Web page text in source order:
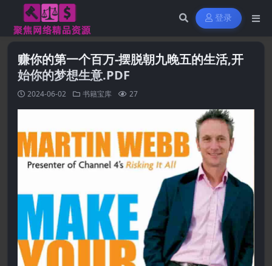
登录
赚你的第一个百万-摆脱朝九晚五的生活,开
始你的梦想生意.PDF
2024-06-02 书籍宝库 27